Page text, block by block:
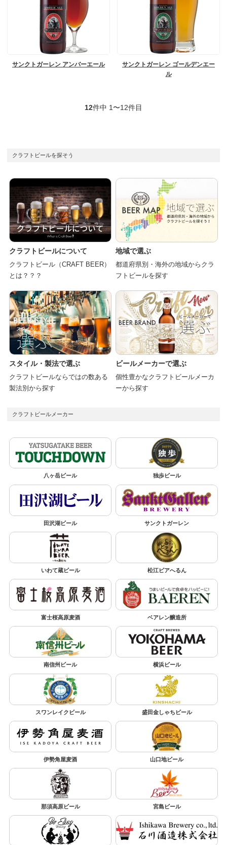
サンクトガーレン アンバーエール
サンクトガーレン ゴールデンエー
ル
12件中 1〜12件目
クラフトビールを探そう
クラフトビールについて
クラフトビール（CRAFT BEER）
とは？？？
地域で選ぶ
都道府県別・海外の地域からクラ
フトビールを探す
スタイル・製法で選ぶ
クラフトビールならではの数ある
製法別から探す
ビールメーカーで選ぶ
個性豊かなクラフトビールメーカ
ーから探す
クラフトビールメーカー
八ヶ岳ビール 独歩ビール
田沢湖ビール サンクトガーレン
いわて蔵ビール 松江ビアへるん
富士桜高原麦酒 ベアレン醸造所
南信州ビール 横浜ビール
スワンレイクビール 盛田金しゃちビール
伊勢角屋麦酒 山口地ビール
那須高原ビール 宮島ビール